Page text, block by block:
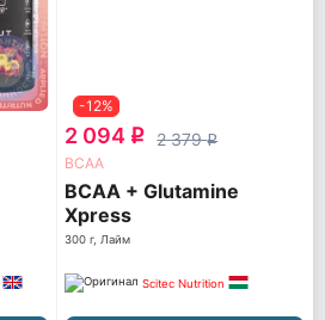
-12%
2 094 q 2 379q
ВСАА
BCAA + Glutamine
Xpress
300 г, Лайм
Scitec Nutrition